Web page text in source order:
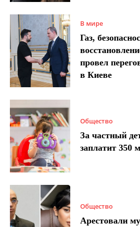
В мире
Газ,
провел
в Киеве
Общество
За частный
заплатит 350
Общество
Арестовали